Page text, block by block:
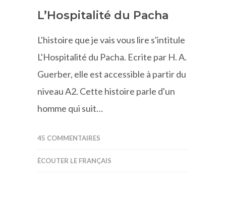
L’Hospitalité du Pacha
L'histoire que je vais vous lire s'intitule
L'Hospitalité du Pacha. Ecrite par H. A.
Guerber, elle est accessible à partir du
niveau A2. Cette histoire parle d'un
homme qui suit…
45 COMMENTAIRES
ÉCOUTER LE FRANÇAIS